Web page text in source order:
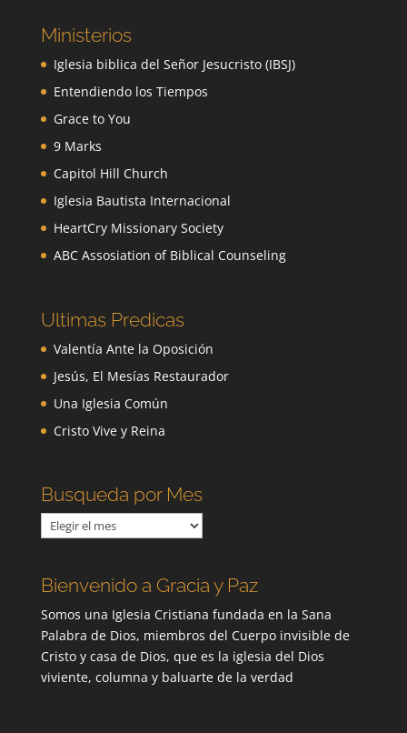
Ministerios
Iglesia biblica del Señor Jesucristo (IBSJ)
Entendiendo los Tiempos
Grace to You
9 Marks
Capitol Hill Church
Iglesia Bautista Internacional
HeartCry Missionary Society
ABC Assosiation of Biblical Counseling
Ultimas Predicas
Valentía Ante la Oposición
Jesús, El Mesías Restaurador
Una Iglesia Común
Cristo Vive y Reina
Busqueda por Mes
Busqueda
por
Bienvenido a Gracia y Paz
Somos una Iglesia Cristiana fundada en la Sana
Palabra de Dios, miembros del Cuerpo invisible de
Cristo y casa de Dios, que es la iglesia del Dios
viviente, columna y baluarte de la verdad